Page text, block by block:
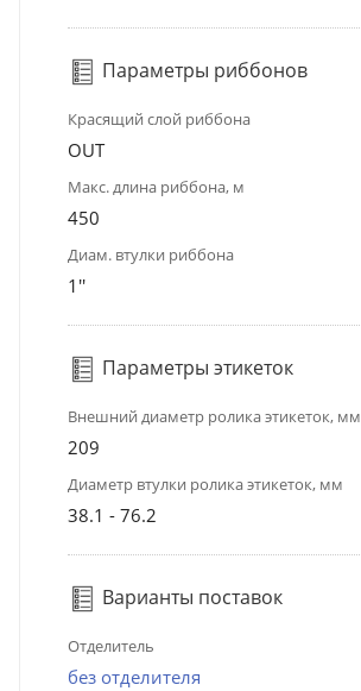
Параметры риббонов
Красящий слой риббона
OUT
Макс. длина риббона, м
450
Диам. втулки риббона
1''
Параметры этикеток
Внешний диаметр ролика этикеток, мм
209
Диаметр втулки ролика этикеток, мм
38.1 - 76.2
Варианты поставок
Отделитель
без отделителя